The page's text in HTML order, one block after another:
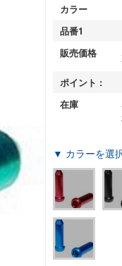
カラー
品番1
販売価格
ポイント :
在庫
▼ カラーを選